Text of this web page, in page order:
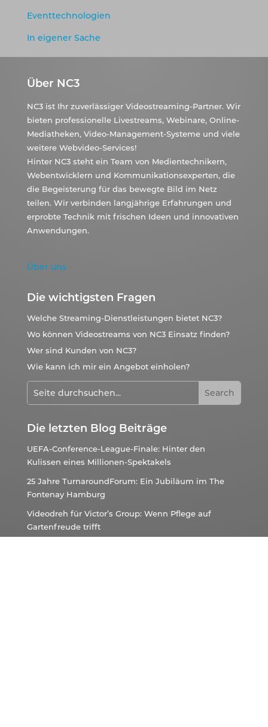
Eventtechnologien
In eigener Sache
Über NC3
NC3 ist Ihr zuverlässiger Videostreaming-Partner. Wir
bieten professionelle Livestreams, Webinare, Online-
Mediatheken, Video-Management-Systeme und viele
weitere Webvideo-Services!
Hinter NC3 steht ein Team von Medientechnikern,
Webentwicklern und Kommunikationsexperten, die
die Begeisterung für das bewegte Bild im Netz
teilen. Wir verbinden langjährige Erfahrungen und
erprobte Technik mit frischen Ideen und innovativen
Anwendungen.
Über uns
Die wichtigsten Fragen
Welche Streaming-Dienstleistungen bietet NC3?
Wo können Videostreams von NC3 Einsatz finden?
Wer sind Kunden von NC3?
Wie kann ich mir ein Angebot einholen?
Die letzten Blog Beiträge
UEFA-Conference-League-Finale: Hinter den
Kulissen eines Millionen-Spektakels
25 Jahre TurnaroundForum: Ein Jubiläum im The
Fontenay Hamburg
Videodreh für Victor’s Group: Wenn Pflege auf
Gartenfreude trifft